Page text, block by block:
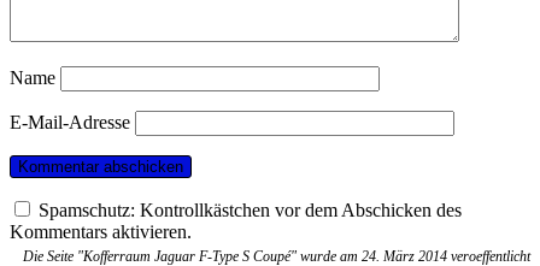
Name
E-Mail-Adresse
Spamschutz: Kontrollkästchen vor dem Abschicken des
Kommentars aktivieren.
Die Seite "Kofferraum Jaguar F-Type S Coupé" wurde am 24. März 2014 veroeffentlicht